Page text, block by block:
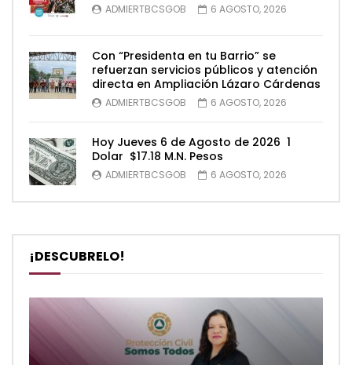
ADMIERTBCSGOB 6 AGOSTO, 2026
Con “Presidenta en tu Barrio” se
refuerzan servicios públicos y atención
directa en Ampliación Lázaro Cárdenas
ADMIERTBCSGOB 6 AGOSTO, 2026
Hoy Jueves 6 de Agosto de 2026 1
Dolar $17.18 M.N. Pesos
ADMIERTBCSGOB 6 AGOSTO, 2026
¡DESCUBRELO!